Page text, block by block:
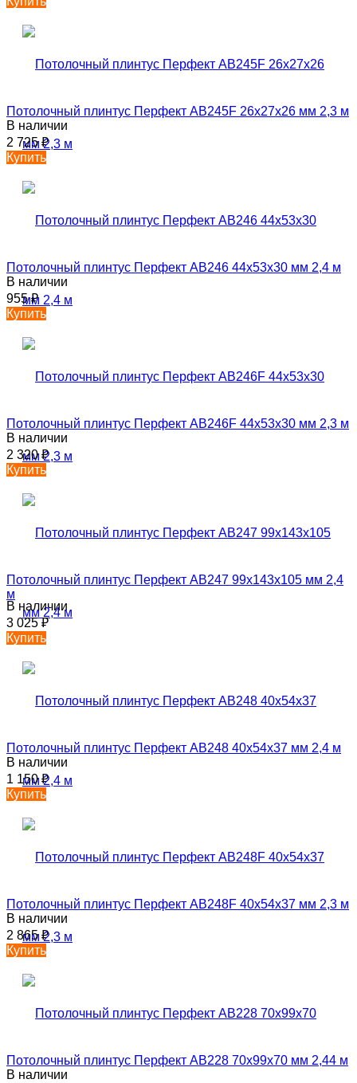
Потолочный плинтус Перфект AB245F 26х27х26 мм 2,3 м
В наличии
2 725₽
Купить
Потолочный плинтус Перфект AB246 44х53х30 мм 2,4 м
В наличии
955₽
Купить
Потолочный плинтус Перфект AB246F 44х53х30 мм 2,3 м
В наличии
2 320₽
Купить
Потолочный плинтус Перфект AB247 99х143х105 мм 2,4
м
В наличии
3 025₽
Купить
Потолочный плинтус Перфект AB248 40х54х37 мм 2,4 м
В наличии
1 150₽
Купить
Потолочный плинтус Перфект AB248F 40х54х37 мм 2,3 м
В наличии
2 865₽
Купить
Потолочный плинтус Перфект AB228 70х99х70 мм 2,44 м
В наличии